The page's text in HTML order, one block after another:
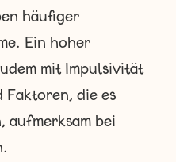
häufiger
Ein hoher
mit Impulsivität
Faktoren, die es
aufmerksam bei